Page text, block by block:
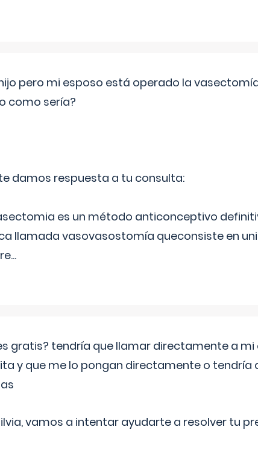
pero mi esposo está operado la
como sería?
damos respuesta a tu consulta:
es un método anticonceptivo
llamada vasovasostomía queconsiste en
...
gratis? tendría que llamar directamente a
y que me lo pongan directamente o tendría
vamos a intentar ayudarte a resolver tu